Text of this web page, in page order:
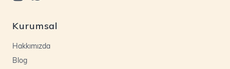
Kurumsal
Hakkımızda
Blog